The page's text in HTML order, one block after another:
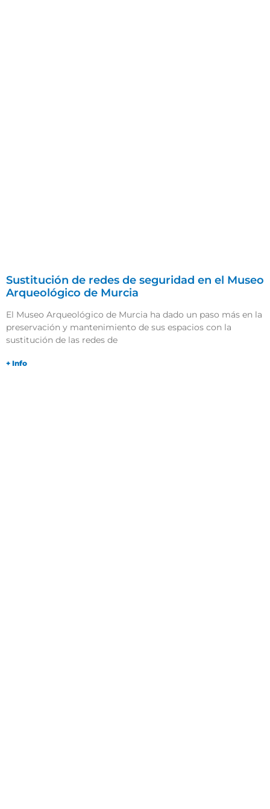
Sustitución de redes de seguridad en el Museo
Arqueológico de Murcia
El Museo Arqueológico de Murcia ha dado un paso más en la
preservación y mantenimiento de sus espacios con la
sustitución de las redes de
+ Info